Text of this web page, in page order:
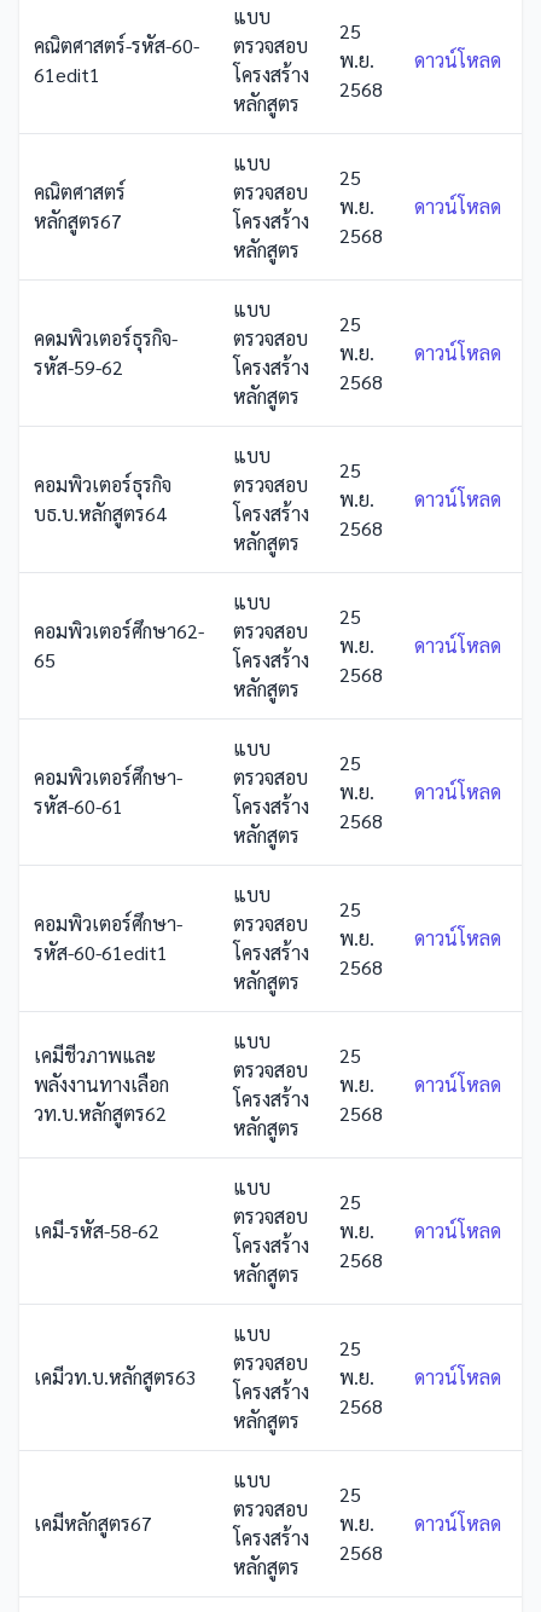
คณิตศาสตร์-รหัส-60-
61edit1
แบบ
ตรวจสอบ
โครงสร้าง
หลักสูตร
25
พ.ย.
2568
ดาวน์โหลด
คณิตศาสตร์
หลักสูตร67
แบบ
ตรวจสอบ
โครงสร้าง
หลักสูตร
25
พ.ย.
2568
ดาวน์โหลด
คดมพิวเตอร์ธุรกิจ-
รหัส-59-62
แบบ
ตรวจสอบ
โครงสร้าง
หลักสูตร
25
พ.ย.
2568
ดาวน์โหลด
คอมพิวเตอร์ธุรกิจ
บธ.บ.หลักสูตร64
แบบ
ตรวจสอบ
โครงสร้าง
หลักสูตร
25
พ.ย.
2568
ดาวน์โหลด
คอมพิวเตอร์ศึกษา62-
65
แบบ
ตรวจสอบ
โครงสร้าง
หลักสูตร
25
พ.ย.
2568
ดาวน์โหลด
คอมพิวเตอร์ศึกษา-
รหัส-60-61
แบบ
ตรวจสอบ
โครงสร้าง
หลักสูตร
25
พ.ย.
2568
ดาวน์โหลด
คอมพิวเตอร์ศึกษา-
รหัส-60-61edit1
แบบ
ตรวจสอบ
โครงสร้าง
หลักสูตร
25
พ.ย.
2568
ดาวน์โหลด
เคมีชีวภาพและ
พลังงานทางเลือก
วท.บ.หลักสูตร62
แบบ
ตรวจสอบ
โครงสร้าง
หลักสูตร
25
พ.ย.
2568
ดาวน์โหลด
เคมี-รหัส-58-62
แบบ
ตรวจสอบ
โครงสร้าง
หลักสูตร
25
พ.ย.
2568
ดาวน์โหลด
เคมีวท.บ.หลักสูตร63
แบบ
ตรวจสอบ
โครงสร้าง
หลักสูตร
25
พ.ย.
2568
ดาวน์โหลด
เคมีหลักสูตร67
แบบ
ตรวจสอบ
โครงสร้าง
หลักสูตร
25
พ.ย.
2568
ดาวน์โหลด